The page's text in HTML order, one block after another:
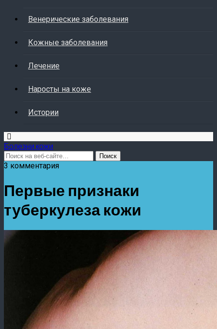
Венерические заболевания
Кожные заболевания
Лечение
Наросты на коже
Истории
Болезни кожи
3 комментария
Первые признаки
туберкулеза кожи